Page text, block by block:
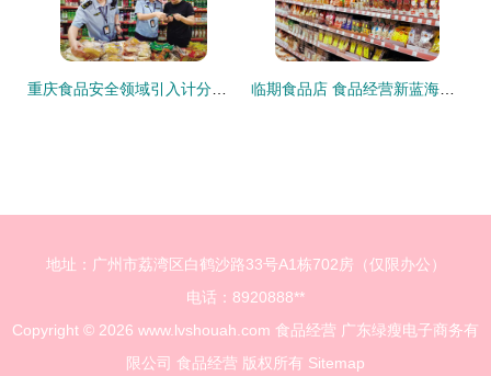
地址：广州市荔湾区白鹤沙路33号A1栋702房（仅限办公）
电话：8920888**
Copyright © 2026 www.lvshouah.com 食品经营 广东绿瘦电子商务有
限公司 食品经营 版权所有 Sitemap